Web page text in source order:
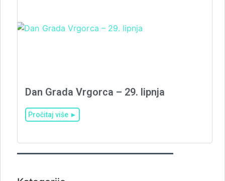
Dan Grada Vrgorca – 29. lipnja
Pročitaj više ►